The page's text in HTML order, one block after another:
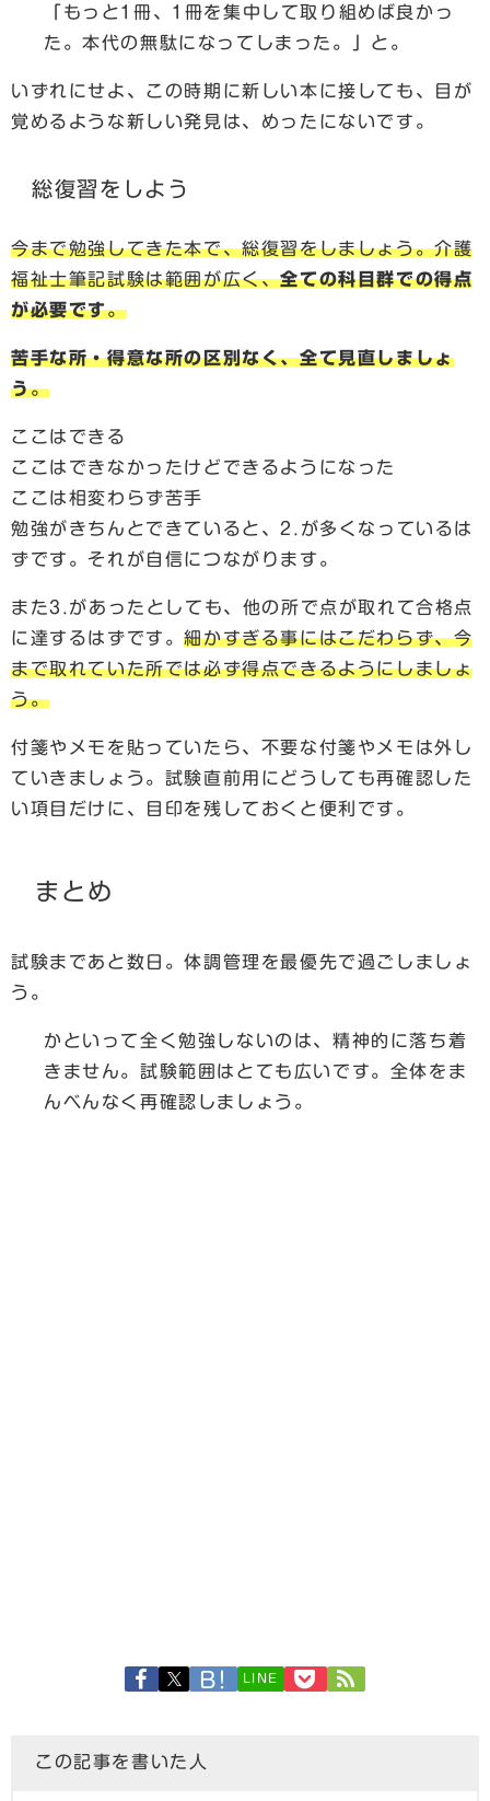
「もっと1冊、1冊を集中して取り組めば良かっ
た。本代の無駄になってしまった。」と。
いずれにせよ、この時期に新しい本に接しても、目が
覚めるような新しい発見は、めったにないです。
総復習をしよう
今まで勉強してきた本で、総復習をしましょう。介護
福祉士筆記試験は範囲が広く、全ての科目群での得点
が必要です。
苦手な所・得意な所の区別なく、全て見直しましょ
う。
ここはできる
ここはできなかったけどできるようになった
ここは相変わらず苦手
勉強がきちんとできていると、2.が多くなっているは
ずです。それが自信につながります。
また3.があったとしても、他の所で点が取れて合格点
に達するはずです。細かすぎる事にはこだわらず、今
まで取れていた所では必ず得点できるようにしましょ
う。
付箋やメモを貼っていたら、不要な付箋やメモは外し
ていきましょう。試験直前用にどうしても再確認した
い項目だけに、目印を残しておくと便利です。
まとめ
試験まであと数日。体調管理を最優先で過ごしましょ
う。
かといって全く勉強しないのは、精神的に落ち着
きません。試験範囲はとても広いです。全体をま
んべんなく再確認しましょう。
LINE
この記事を書いた人